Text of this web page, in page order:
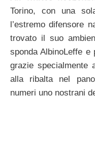
Torino, con una
l’estremo difensore
trovato il suo
sponda AlbinoLeffe e
grazie specialmente
alla ribalta nel
numeri uno nostrani